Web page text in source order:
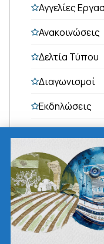
Αγγελίες
Ανακοινώσεις
Δελτία Τύπου
Διαγωνισμοί
Εκδηλώσεις
Τελευταία Νέα
07/08/2026
Πρόσκληση